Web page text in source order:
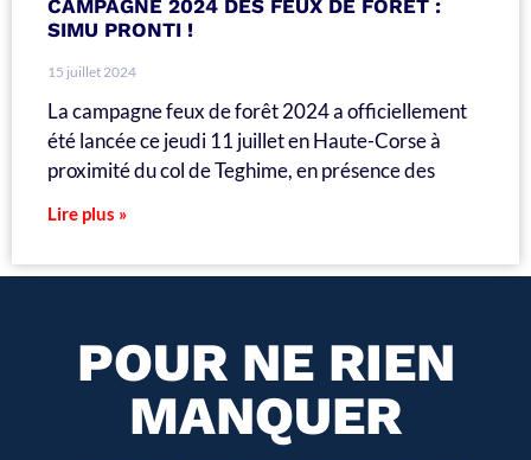
CAMPAGNE 2024 DES FEUX DE FORÊT :
SIMU PRONTI !
15 juillet 2024
La campagne feux de forêt 2024 a officiellement
été lancée ce jeudi 11 juillet en Haute-Corse à
proximité du col de Teghime, en présence des
Lire plus »
POUR NE RIEN
MANQUER